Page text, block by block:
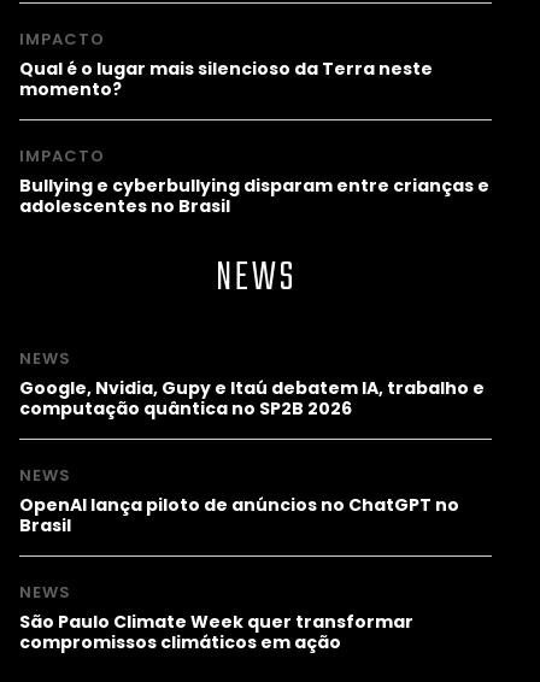
IMPACTO
Qual é o lugar mais silencioso da Terra neste
momento?
IMPACTO
Bullying e cyberbullying disparam entre crianças e
adolescentes no Brasil
NEWS
NEWS
Google, Nvidia, Gupy e Itaú debatem IA, trabalho e
computação quântica no SP2B 2026
NEWS
OpenAI lança piloto de anúncios no ChatGPT no
Brasil
NEWS
São Paulo Climate Week quer transformar
compromissos climáticos em ação